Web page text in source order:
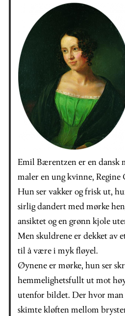
Emil Bærentzen er en dansk
maler en ung kvinne, Regine
Hun ser vakker og frisk ut,
sirlig dandert med mørke
ansiktet og en grønn kjole
Men skuldrene er dekket av
til å være i myk fløyel.
Øynene er mørke, hun ser
hemmelighetsfullt ut mot
utenfor bildet. Der hvor
skimte kløften mellom